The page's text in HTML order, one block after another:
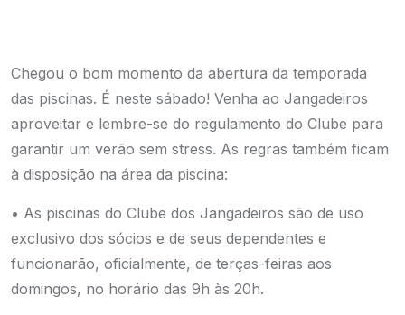
Chegou o bom momento da abertura da temporada
das piscinas. É neste sábado! Venha ao Jangadeiros
aproveitar e lembre-se do regulamento do Clube para
garantir um verão sem stress. As regras também ficam
à disposição na área da piscina:
• As piscinas do Clube dos Jangadeiros são de uso
exclusivo dos sócios e de seus dependentes e
funcionarão, oficialmente, de terças-feiras aos
domingos, no horário das 9h às 20h.